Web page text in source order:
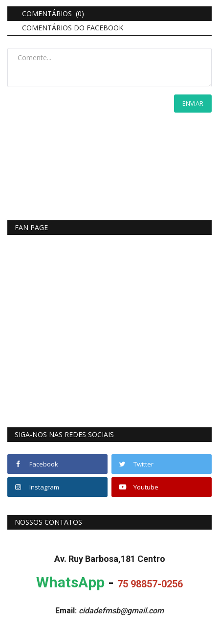
COMENTÁRIOS (0)
COMENTÁRIOS DO FACEBOOK
ENVIAR
FAN PAGE
SIGA-NOS NAS REDES SOCIAIS
Facebook Twitter
Instagram Youtube
NOSSOS CONTATOS
Av. Ruy Barbosa,181 Centro
WhatsApp - 75 98857-0256
Email: cidadefmsb@gmail.com